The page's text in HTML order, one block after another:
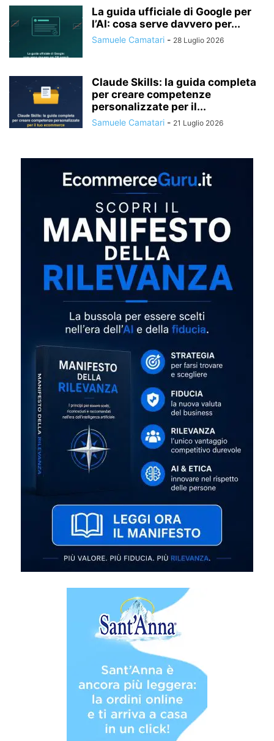
La guida ufficiale di Google per
l’AI: cosa serve davvero per...
Samuele Camatari - 28 Luglio 2026
Claude Skills: la guida completa
per creare competenze
personalizzate per il...
Samuele Camatari - 21 Luglio 2026